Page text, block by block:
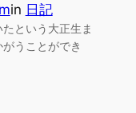
in 日記
という大正生ま
うことができ